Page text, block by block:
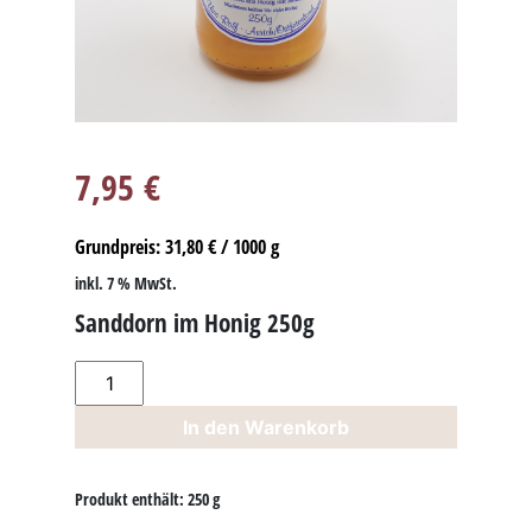
7,95 €
Grundpreis:31,80€/1000g
inkl. 7 % MwSt.
Sanddorn im Honig 250g
Sanddorn
im
Menge
In den Warenkorb
Produkt enthält: 250g